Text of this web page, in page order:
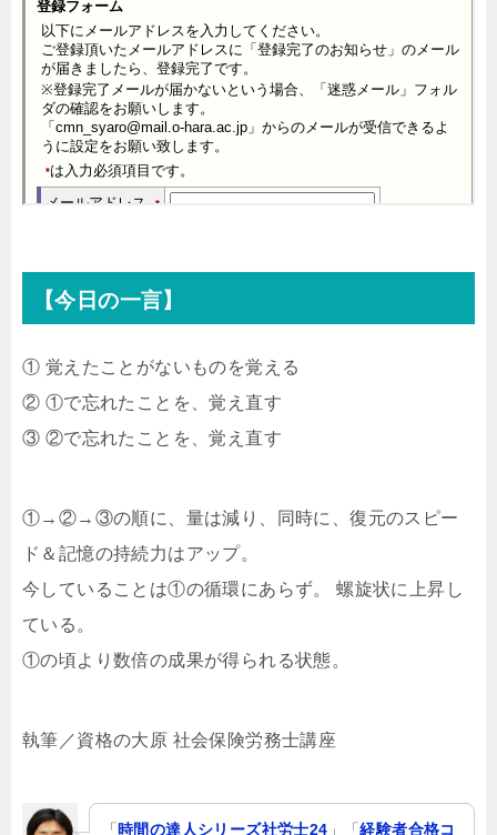
【今日の一言】
① 覚えたことがないものを覚える
② ①で忘れたことを、覚え直す
③ ②で忘れたことを、覚え直す
①→②→③の順に、量は減り、同時に、復元のスピー
ド＆記憶の持続力はアップ。
今していることは①の循環にあらず。 螺旋状に上昇し
ている。
①の頃より数倍の成果が得られる状態。
執筆／資格の大原 社会保険労務士講座
「 時間の達人シリーズ社労士24 」「経験者合格コ